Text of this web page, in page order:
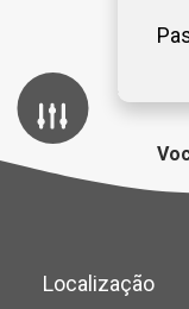
Canetas
Localização